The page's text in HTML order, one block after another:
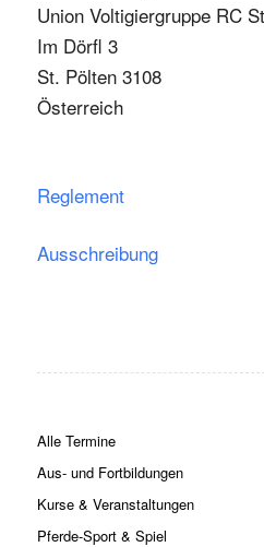
Union Voltigiergruppe RC
Im Dörfl 3
St. Pölten 3108
Österreich
Reglement
Ausschreibung
Alle Termine
Aus- und Fortbildungen
Kurse & Veranstaltungen
Pferde-Sport & Spiel